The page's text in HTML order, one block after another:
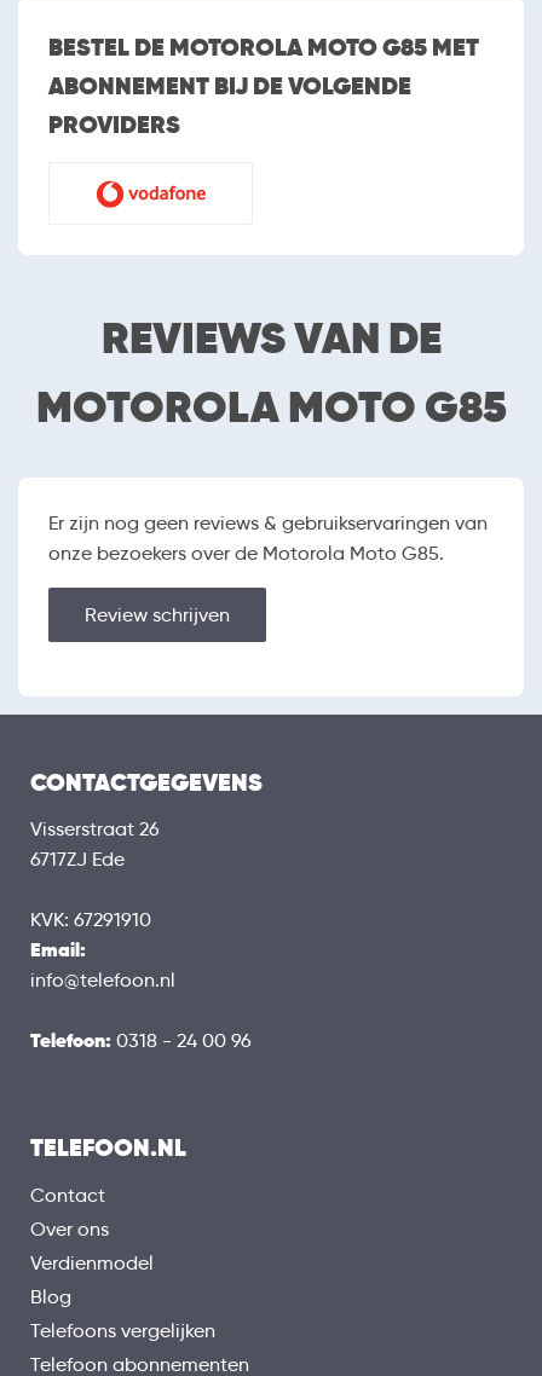
Camera
Aantal camera's
2 (dual camera)
Cameraresolutie
Flitser
SOFTWARE
Versie besturingssysteem 14
SCHERM
Schermafmetingen
Resolutie
technologie
HARDWARE
Werkgeheugen (RAM)
Uitbereidingsmogelijkheden
Draadloos opladen
Aansluiting
BEVEILIGING
Pincode
Vingerafdrukscanner
Waterdicht
BESTEL DE MOTOROLA MOTO G85 MET
ABONNEMENT BIJ DE VOLGENDE
PROVIDERS
REVIEWS VAN DE
MOTOROLA MOTO G85
Er zijn nog geen reviews & gebruikservaringen van
onze bezoekers over de Motorola Moto G85.
Review schrijven
CONTACTGEGEVENS
Visserstraat 26
6717ZJ Ede
KVK: 67291910
Email:
info@telefoon.nl
Telefoon: 0318 - 24 00 96
TELEFOON.NL
Contact
Over ons
Verdienmodel
Blog
Telefoons vergelijken
Telefoon abonnementen